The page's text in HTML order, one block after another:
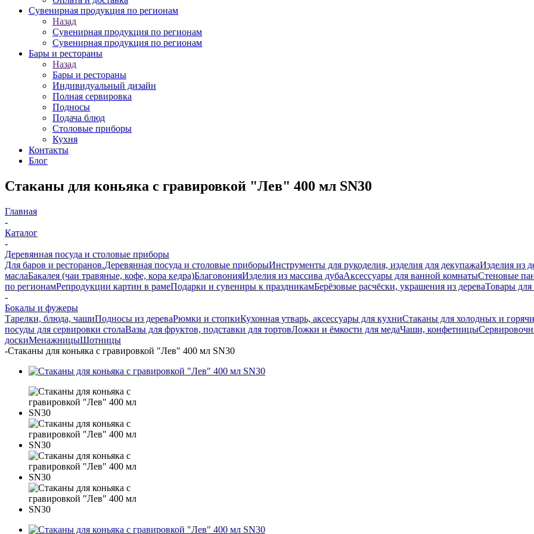
Сувенирная продукция по регионам
Назад
Сувенирная продукция по регионам
Сувенирная продукция по регионам
Бары и рестораны
Назад
Бары и рестораны
Индивидуальный дизайн
Полная сервировка
Подносы
Подача блюд
Столовые приборы
Кухня
Контакты
Блог
Стаканы для коньяка с гравировкой "Лев" 400 мл SN30
Главная
-
Каталог
-
Деревянная посуда и столовые приборы
Для баров и ресторанов.Деревянная посуда и столовые приборыИнструменты для рукоделия, изделия для декупажаИзделия из
маслаБакалея (чаи травяные, кофе, кора кедра)БлаговонияИзделия из массива дубаАксессуары для ванной комнатыСтеновые
по регионамРепродукции картин в рамеПодарки и сувениры к праздникамБерёзовые расчёски, украшения из дереваТовары для
-
Бокалы и фужеры
Тарелки, блюда, чашиПодносы из дереваРюмки и стопкиКухонная утварь, аксессуары для кухниСтаканы для холодных и
посуды для сервировки столаВазы для фруктов, подставки для тортовЛожки и ёмкости для медаЧаши, конфетницы
доскиМенажницыШотницы
-Стаканы для коньяка с гравировкой "Лев" 400 мл SN30